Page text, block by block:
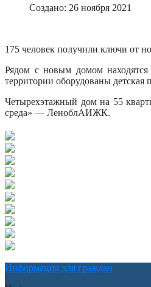
Создано: 26 ноября 2021
175 человек получили ключи от
Рядом с новым домом
территории оборудованы
Четырехэтажный дом на 55
среда» — ЛеноблАИЖК.
Информация для граждан